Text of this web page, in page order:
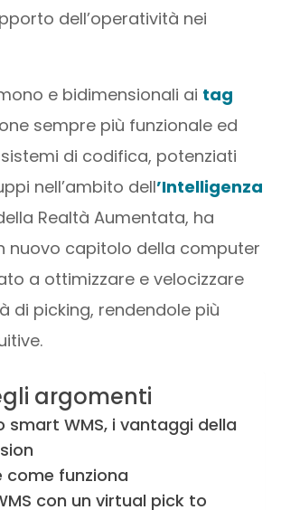
dell’operatività nei
e bidimensionali ai tag
sempre più funzionale ed
di codifica, potenziati
nell’ambito dell’Intelligenza
Realtà Aumentata, ha
nuovo capitolo della computer
a ottimizzare e velocizzare
di picking, rendendole più
argomenti
smart WMS, i vantaggi della
come funziona
con un virtual pick to